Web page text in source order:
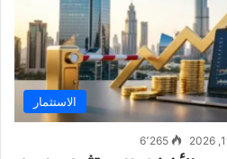
الاستثمار
6٬265